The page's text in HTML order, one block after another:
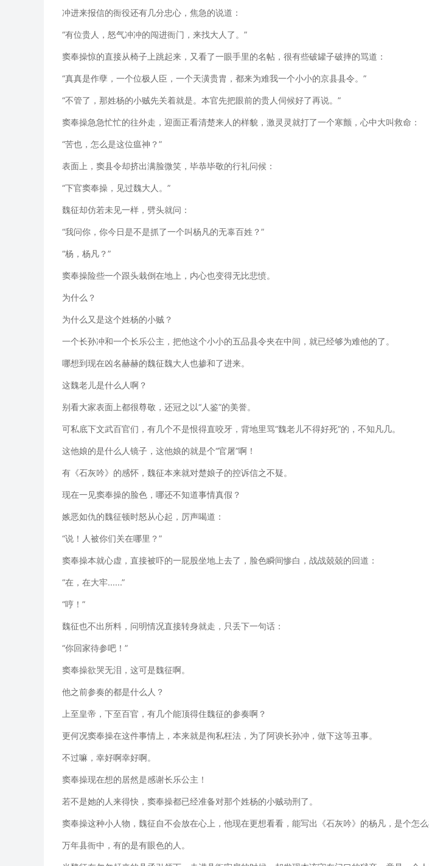
冲进来报信的衙役还有几分忠心，焦急的说道：
“有位贵人，怒气冲冲的闯进衙门，来找大人了。”
窦奉操惊的直接从椅子上跳起来，又看了一眼手里的名帖，很有些破罐子破摔的骂道：
“真真是作孽，一个位极人臣，一个天潢贵胄，都来为难我一个小小的京县县令。”
“不管了，那姓杨的小贼先关着就是。本官先把眼前的贵人伺候好了再说。”
窦奉操急急忙忙的往外走，迎面正看清楚来人的样貌，激灵灵就打了一个寒颤，心中大叫救命：
“苦也，怎么是这位瘟神？”
表面上，窦县令却挤出满脸微笑，毕恭毕敬的行礼问候：
“下官窦奉操，见过魏大人。”
魏征却仿若未见一样，劈头就问：
“我问你，你今日是不是抓了一个叫杨凡的无辜百姓？”
“杨，杨凡？”
窦奉操险些一个跟头栽倒在地上，内心也变得无比悲愤。
为什么？
为什么又是这个姓杨的小贼？
一个长孙冲和一个长乐公主，把他这个小小的五品县令夹在中间，就已经够为难他的了。
哪想到现在凶名赫赫的魏征魏大人也掺和了进来。
这魏老儿是什么人啊？
别看大家表面上都很尊敬，还冠之以“人鉴”的美誉。
可私底下文武百官们，有几个不是恨得直咬牙，背地里骂“魏老儿不得好死”的，不知凡几。
这他娘的是什么人镜子，这他娘的就是个“官屠”啊！
有《石灰吟》的感怀，魏征本来就对楚娘子的控诉信之不疑。
现在一见窦奉操的脸色，哪还不知道事情真假？
嫉恶如仇的魏征顿时怒从心起，厉声喝道：
“说！人被你们关在哪里？”
窦奉操本就心虚，直接被吓的一屁股坐地上去了，脸色瞬间惨白，战战兢兢的回道：
“在，在大牢......”
“哼！”
魏征也不出所料，问明情况直接转身就走，只丢下一句话：
“你回家待参吧！”
窦奉操欲哭无泪，这可是魏征啊。
他之前参奏的都是什么人？
上至皇帝，下至百官，有几个能顶得住魏征的参奏啊？
更何况窦奉操在这件事情上，本来就是徇私枉法，为了阿谀长孙冲，做下这等丑事。
不过嘛，幸好啊幸好啊。
窦奉操现在想的居然是感谢长乐公主！
若不是她的人来得快，窦奉操都已经准备对那个姓杨的小贼动刑了。
窦奉操这种小人物，魏征自不会放在心上，他现在更想看看，能写出《石灰吟》的杨凡，是个怎么
万年县衙中，有的是有眼色的人。